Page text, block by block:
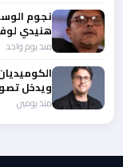
نجوم
هنيدي
منذ يوم واحد
ويدخل
منذ يومين